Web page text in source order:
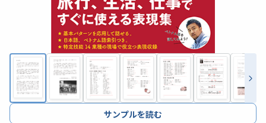
サンプルを読む